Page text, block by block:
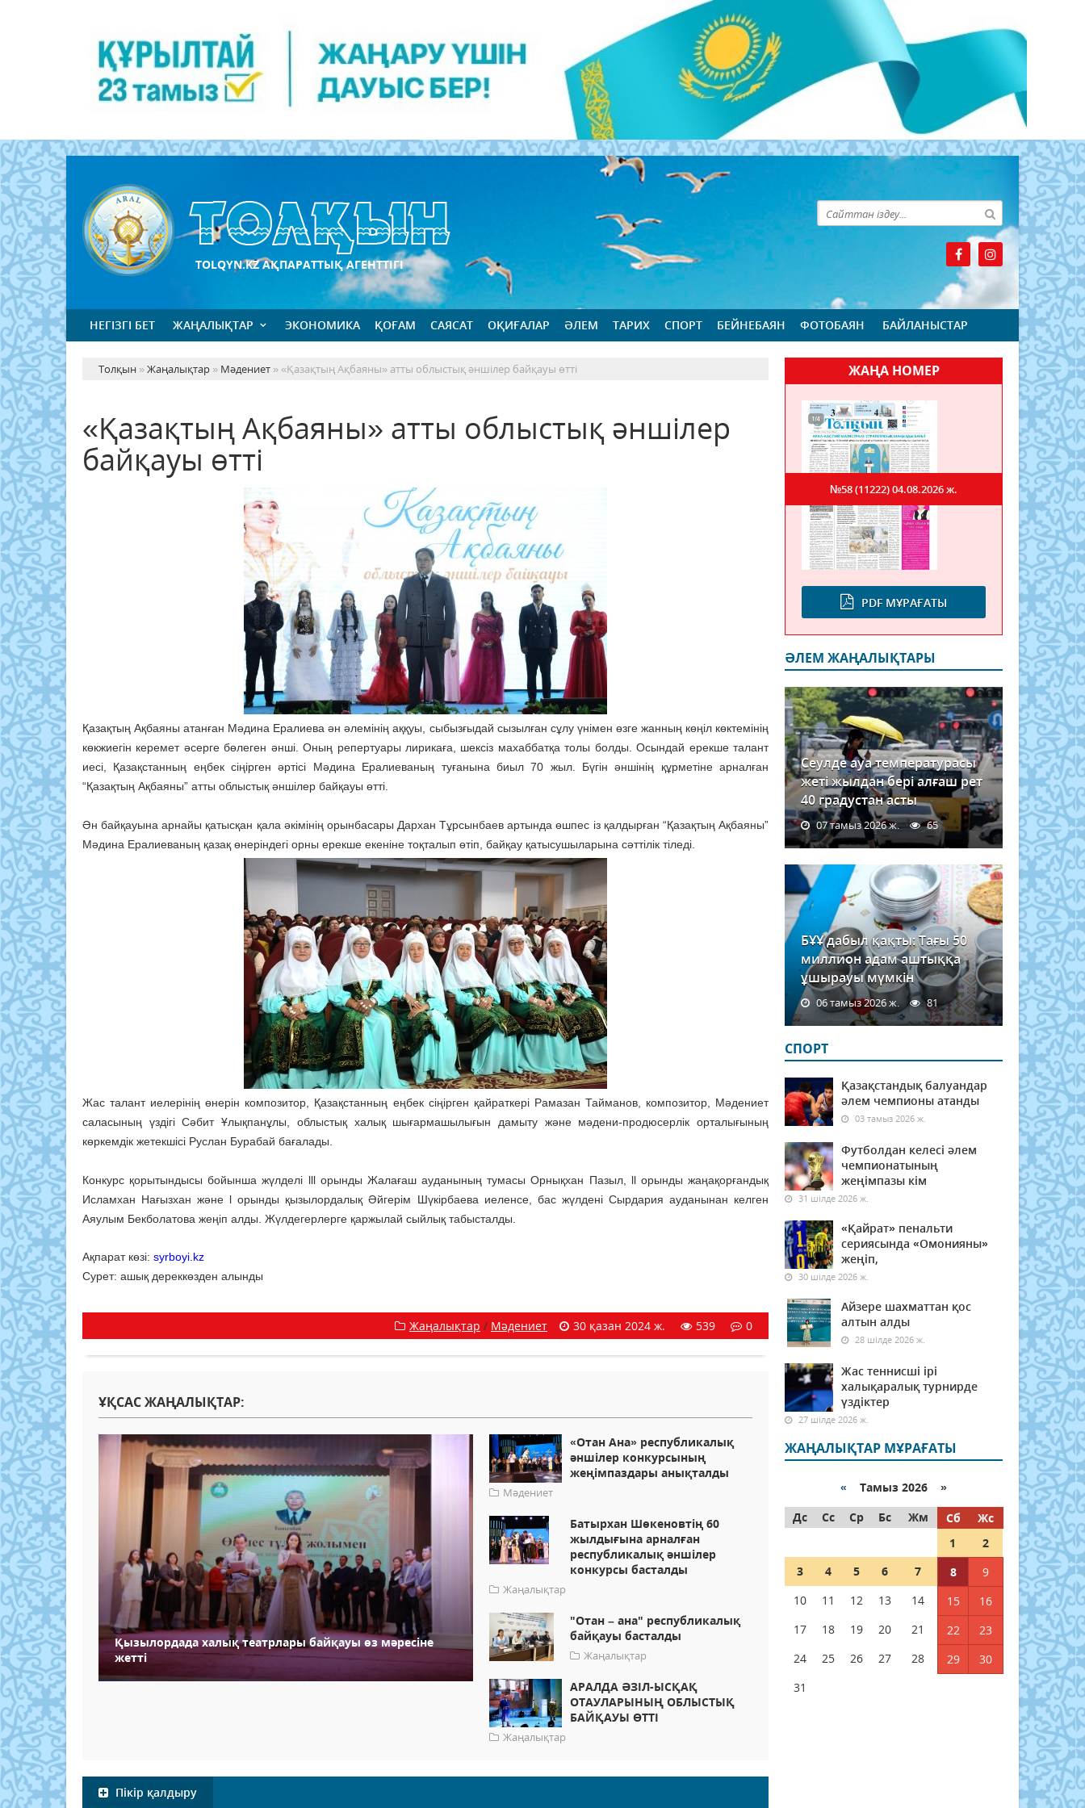
TOLQYN.KZ АҚПАРАТТЫҚ АГЕНТТІГІ
НЕГІЗГІ БЕТ ЖАҢАЛЫҚТАР ЭКОНОМИКА ҚОҒАМ САЯСАТ ОҚИҒАЛАР ӘЛЕМ ТАРИХ СПОРТ БЕЙНЕБАЯН ФОТОБАЯН БАЙЛАНЫСТАР
Толқын »Жаңалықтар » Мәдениет » «Қазақтың Ақбаяны» атты облыстық әншілер байқауы өтті
«Қазақтың Ақбаяны» атты облыстық әншілер
байқауы өтті
Қазақтың Ақбаяны атанған Мәдина Ералиева ән әлемінің аққуы, сыбызғыдай сызылған сұлу үнімен өзге жанның көңіл көктемінің
көкжиегін керемет әсерге бөлеген әнші. Оның репертуары лирикаға, шексіз махаббатқа толы болды. Осындай ерекше талант
иесі, Қазақстанның еңбек сіңірген әртісі Мәдина Ералиеваның туғанына биыл 70 жыл. Бүгін әншінің құрметіне арналған
“Қазақтың Ақбаяны” атты облыстық әншілер байқауы өтті.
Ән байқауына арнайы қатысқан қала әкімінің орынбасары Дархан Тұрсынбаев артында өшпес із қалдырған “Қазақтың Ақбаяны”
Мәдина Ералиеваның қазақ өнеріндегі орны ерекше екеніне тоқталып өтіп, байқау қатысушыларына сәттілік тіледі.
Жас талант иелерінің өнерін композитор, Қазақстанның еңбек сіңірген қайраткері Рамазан Тайманов, композитор, Мәдениет
саласының үздігі Сәбит Ұлықпанұлы, облыстық халық шығармашылығын дамыту және мәдени-продюсерлік орталығының
көркемдік жетекшісі Руслан Бурабай бағалады.
Конкурс қорытындысы бойынша жүлделі lll орынды Жалағаш ауданының тумасы Орнықхан Пазыл, ll орынды жаңақорғандық
Исламхан Нағызхан және l орынды қызылордалық Әйгерім Шүкірбаева иеленсе, бас жүлдені Сырдария ауданынан келген
Аяулым Бекболатова жеңіп алды. Жүлдегерлерге қаржылай сыйлық табысталды.
Ақпарат көзі: syrboyi.kz
Сурет: ашық дереккөзден алынды
Жаңалықтар / Мәдениет 30 қазан 2024 ж. 539 0
ҰҚСАС ЖАҢАЛЫҚТАР:
Қызылордада халық театрлары байқауы өз мәресіне
жетті
«Отан Ана» республикалық
әншілер конкурсының
жеңімпаздары анықталды
Мәдениет
Батырхан Шөкеновтің 60
жылдығына арналған
республикалық әншілер
конкурсы басталды
Жаңалықтар
"Отан – ана" республикалық
байқауы басталды
Жаңалықтар
АРАЛДА ӘЗІЛ-ЫСҚАҚ
ОТАУЛАРЫНЫҢ ОБЛЫСТЫҚ
БАЙҚАУЫ ӨТТІ
Жаңалықтар
Пікір қалдыру
ЖАҢА НОМЕР
PDF МҰРАҒАТЫ
№58 (11222)04.08.2026 ж.
ӘЛЕМ ЖАҢАЛЫҚТАРЫ
Сеулде ауа температурасы
жеті жылдан бері алғаш рет
40 градустан асты
07 тамыз 2026 ж. 65
БҰҰ дабыл қақты: Тағы 50
миллион адам аштыққа
ұшырауы мүмкін
06 тамыз 2026 ж. 81
СПОРТ
Қазақстандық балуандар
әлем чемпионы атанды
03 тамыз 2026 ж.
Футболдан келесі әлем
чемпионатының
жеңімпазы кім
31 шілде 2026 ж.
«Қайрат» пенальти
сериясында «Омонияны»
жеңіп,
30 шілде 2026 ж.
Айзере шахматтан қос
алтын алды
28 шілде 2026 ж.
Жас теннисші ірі
халықаралық турнирде
үздіктер
27 шілде 2026 ж.
ЖАҢАЛЫҚТАР МҰРАҒАТЫ
« Тамыз 2026 »
Дс
Сс Ср Бс Жм Сб
Жс
1
2
3
4 5 6 7 8
9
10
11 12 13 14 15
16
17
18 19 20 21 22
23
24
25 26 27 28 29
30
31